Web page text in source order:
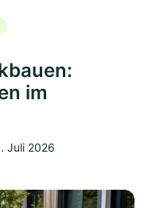
im
Juli 2026